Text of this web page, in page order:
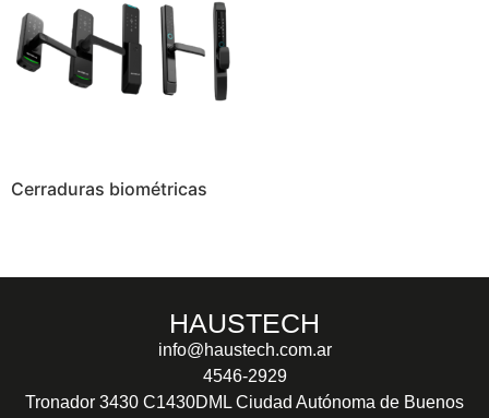
Cerraduras biométricas
HAUSTECH
info@haustech.com.ar
4546-2929
Tronador 3430 C1430DML Ciudad Autónoma de Buenos